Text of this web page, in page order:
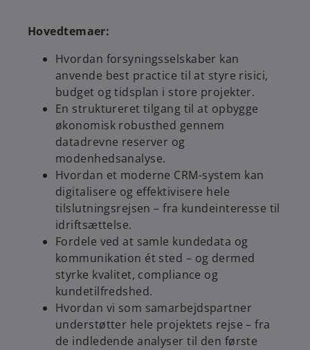
Hovedtemaer:
Hvordan forsyningsselskaber kan
anvende best practice til at styre risici,
budget og tidsplan i store projekter.
En struktureret tilgang til at opbygge
økonomisk robusthed gennem
datadrevne reserver og
modenhedsanalyse.
Hvordan et moderne CRM-system kan
digitalisere og effektivisere hele
tilslutningsrejsen – fra kundeinteresse til
idriftsættelse.
Fordele ved at samle kundedata og
kommunikation ét sted – og dermed
styrke kvalitet, compliance og
kundetilfredshed.
Hvordan vi som samarbejdspartner
understøtter hele projektets rejse – fra
de indledende analyser til den første